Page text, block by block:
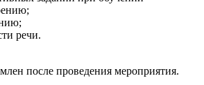
речи.
после проведения мероприятия.